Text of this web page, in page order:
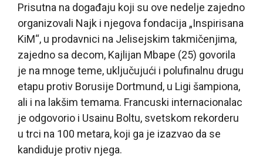
Prisutna na događaju koji su ove nedelje zajedno
organizovali Najk i njegova fondacija „Inspirisana
KiM“, u prodavnici na Jelisejskim takmičenjima,
zajedno sa decom, Kajlijan Mbape (25) govorila
je na mnoge teme, uključujući i polufinalnu drugu
etapu protiv Borusije Dortmund, u Ligi šampiona,
ali i na lakšim temama. Francuski internacionalac
je odgovorio i Usainu Boltu, svetskom rekorderu
u trci na 100 metara, koji ga je izazvao da se
kandiduje protiv njega.